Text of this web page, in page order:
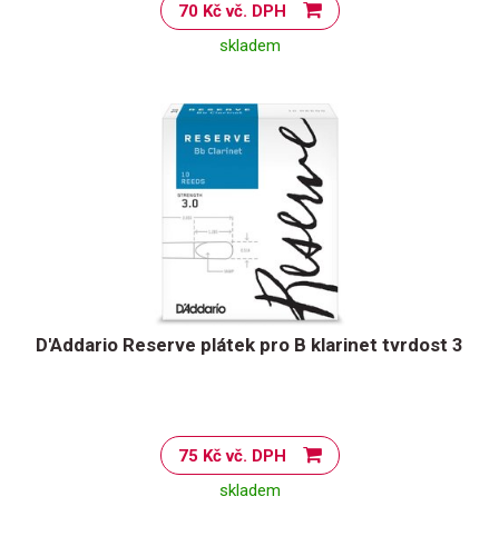
70 Kč vč. DPH
skladem
D'Addario Reserve plátek pro B klarinet tvrdost 3
75 Kč vč. DPH
skladem